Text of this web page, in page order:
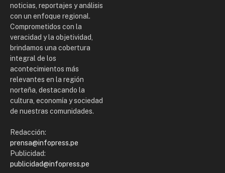
noticias, reportajes y análisis
con un enfoque regional.
Comprometidos con la
veracidad y la objetividad,
brindamos una cobertura
integral de los
acontecimientos más
relevantes en la región
norteña, destacando la
cultura, economía y sociedad
de nuestras comunidades.
Redacción:
prensa@infopress.pe
Publicidad:
publicidad@infopress.pe